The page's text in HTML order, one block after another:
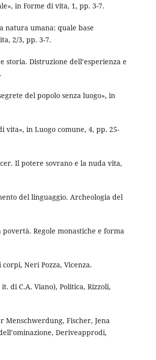
in Forme di vita, 1, pp. 3-7.
natura umana: quale base
2/3, pp. 3-7.
storia. Distruzione dell’esperienza e
del popolo senza luogo», in
vita», in Luogo comune, 4, pp. 25-
Il potere sovrano e la nuda vita,
del linguaggio. Archeologia del
povertà. Regole monastiche e forma
corpi, Neri Pozza, Vicenza.
di C.A. Viano), Politica, Rizzoli,
Menschwerdung, Fischer, Jena
Deriveapprodi,